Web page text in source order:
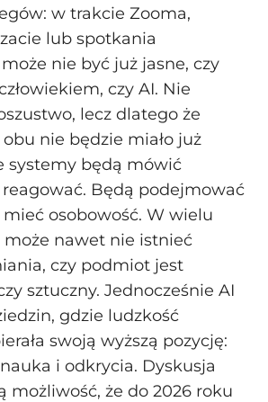
w trakcie Zooma,
lub spotkania
nie być już jasne, czy
czy AI. Nie
lecz dlatego że
nie będzie miało już
systemy będą mówić
reagować. Będą podejmować
osobowość. W wielu
nawet nie istnieć
czy podmiot jest
sztuczny. Jednocześnie AI
gdzie ludzkość
swoją wyższą pozycję:
i odkrycia. Dyskusja
możliwość, że do 2026 roku